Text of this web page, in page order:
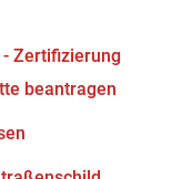
Zertifizierung
beantragen